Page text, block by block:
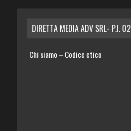
DIRETTA MEDIA ADV SRL- P.I.
Chi siamo – Codice etico